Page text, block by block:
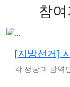
참
각 정당과 광역